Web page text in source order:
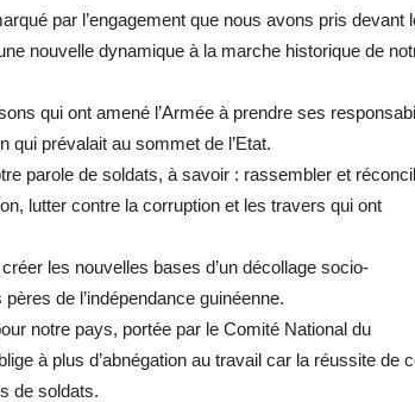
par l’engagement que nous avons pris devant
nouvelle dynamique à la marche historique de
qui ont amené l’Armée à prendre ses
qui prévalait au sommet de l’Etat.
parole de soldats, à savoir : rassembler et
lutter contre la corruption et les travers qui ont
les nouvelles bases d’un décollage socio-
de l’indépendance guinéenne.
notre pays, portée par le Comité National du
à plus d’abnégation au travail car la réussite de
de soldats.